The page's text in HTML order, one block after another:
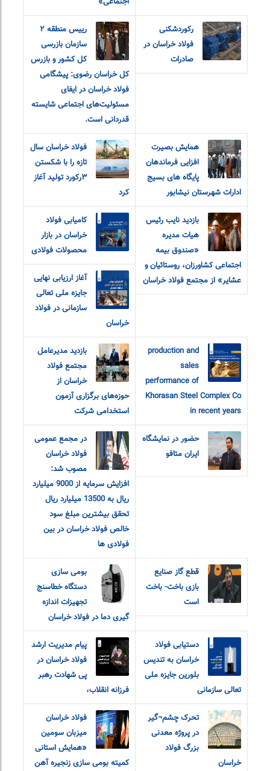
رکوردشکنی
فولاد خراسان در
صادرات
رییس منطقه ٢
سازمان بازرسی
کل کشور و بازرس
کل خراسان رضوی: پیشگامی
فولاد خراسان در ایفای
مسئولیت‌های اجتماعی شایسته
قدردانی است.
همایش بصیرت
افزایی فرماندهان
پایگاه های بسیج
ادارات شهرستان نیشابور
فولاد خراسان سال
تازه را با شکستن
۳رکورد تولید آغاز
کرد
بازدید نایب رئیس
هیات مدیره
«صندوق بیمه
اجتماعی کشاورزان، روستائیان و
عشایر» از مجتمع فولاد خراسان
کامیابی فولاد
خراسان در بازار
محصولات فولادی
آغاز ارزیابی نهایی
جایزه ملی تعالی
سازمانی در فولاد
خراسان
production and
sales
performance of
Khorasan Steel Complex Co
in recent years
بازدید مدیرعامل
مجتمع فولاد
خراسان از
حوزه‌های برگزاری آزمون
استخدامی شرکت
حضور در نمایشگاه
ایران متافو
در مجمع عمومی
فولاد خراسان
مصوب شد:
افزایش سرمایه از 9000 میلیارد
ریال به 13500 میلیارد ریال
تحقق بیشترین مبلغ سود
خالص فولاد خراسان در بین
فولادی ها
قطع گاز صنایع
بازی باخت- باخت
است
بومی سازی
دستگاه خطاسنج
تجهیزات اندازه
گیری دما در فولاد خراسان
دستیابی فولاد
خراسان به تندیس
بلورین جایزه ملی
تعالی سازمانی
پیام مدیریت ارشد
فولاد خراسان در
پی شهادت رهبر
فرزانه انقلاب،
تحرک چشم¬گیر
در پروژه معدنی
بزرگ فولاد
خراسان
فولاد خراسان
میزبان سومین
«همایش استانی
کمیته بومی سازی زنجیره آهن